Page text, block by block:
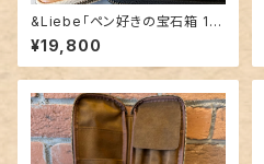
&Liebe「ペン好きの宝石箱 10
本差しジップペンケース（栃木レ
ザー）」
¥19,800